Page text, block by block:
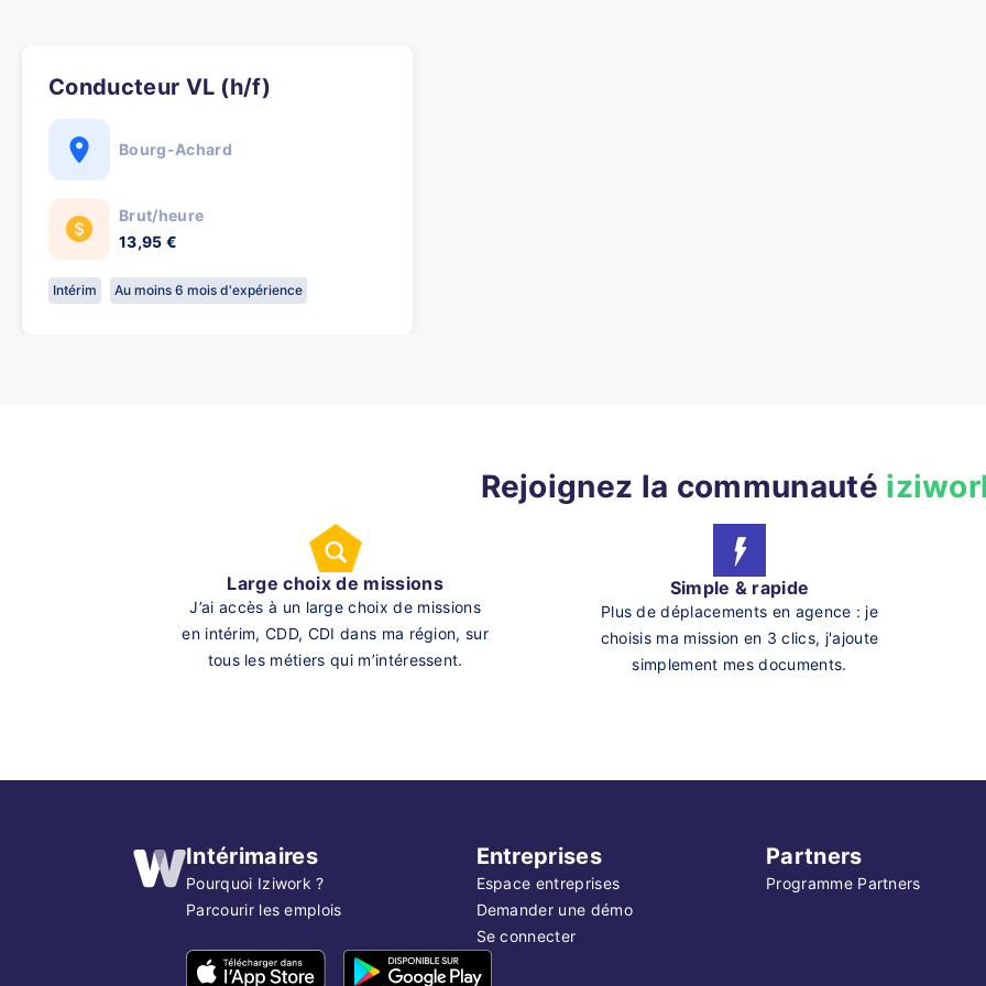
Conducteur VL (h/f)
Bourg-Achard
Brut/heure
13,95 €
Intérim Au moins 6 mois d'expérience
Rejoignez la communauté
Large choix de missions
J’ai accès à un large choix de missions
en intérim, CDD, CDI dans ma région, sur
tous les métiers qui m’intéressent.
Simple & rapide
Plus de déplacements en agence : je
choisis ma mission en 3 clics, j'ajoute
simplement mes documents.
Intérimaires
Pourquoi Iziwork ?
Parcourir les emplois
Entreprises
Espace entreprises
Demander une démo
Se connecter
Partners
Programme Partners